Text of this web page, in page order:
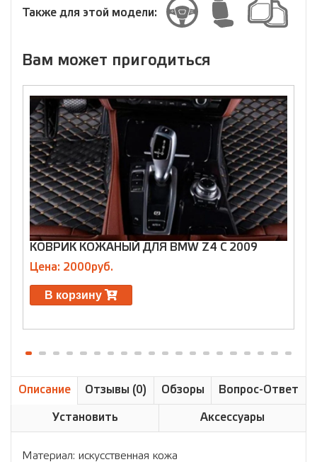
Также для этой модели:
Вам может пригодиться
КОВРИК КОЖАНЫЙ ДЛЯ BMW Z4 C 2009
Цена: 2000руб.
В корзину
Описание Отзывы (0) Обзоры Вопрос-Ответ
Установить Аксессуары
Материал: искусственная кожа